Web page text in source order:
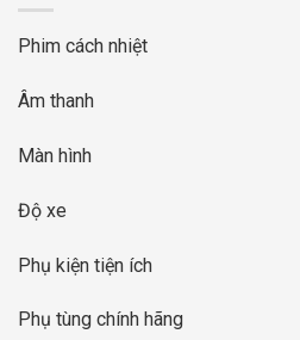
Phim cách nhiệt
Âm thanh
Màn hình
Độ xe
Phụ kiện tiện ích
Phụ tùng chính hãng